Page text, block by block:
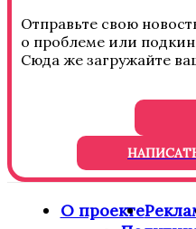
Отправьте свою
о проблеме или
Сюда же загружайте
О проекте